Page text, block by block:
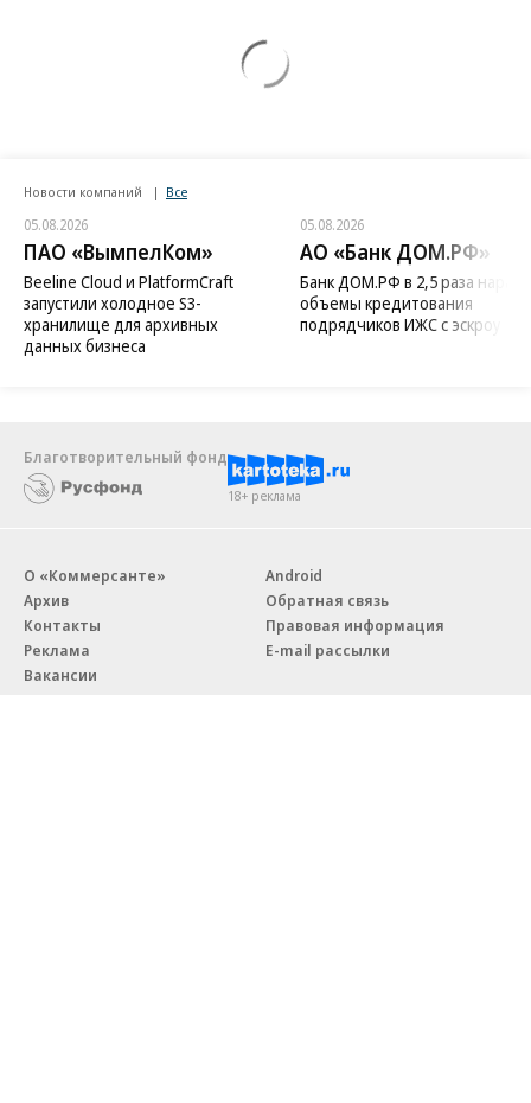
Новости компаний Все
05.08.2026
ПАО «ВымпелКом»
Beeline Cloud и PlatformCraft
запустили холодное S3-
хранилище для архивных
данных бизнеса
05.08.2026
АО «Банк ДОМ.РФ»
Банк ДОМ.РФ в 2,5 раза
объемы кредитования
подрядчиков ИЖС с эскроу
Благотворительный фонд
18+ реклама
О «Коммерсанте»
Архив
Контакты
Реклама
Вакансии
Android
Обратная связь
Правовая информация
E-mail рассылки